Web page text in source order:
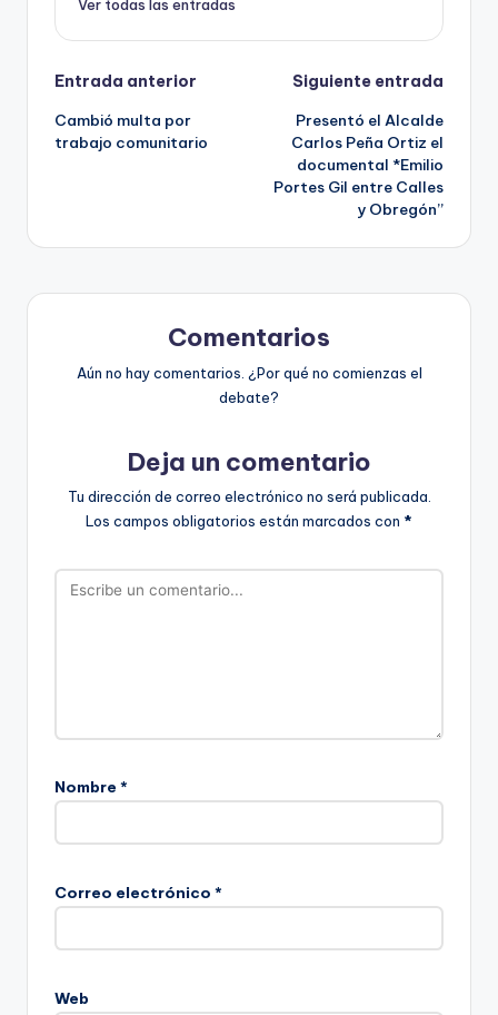
Ver todas las entradas
Navegación
de
Entrada anterior
Cambió multa por
trabajo comunitario
Siguiente entrada
Presentó el Alcalde
Carlos Peña Ortiz el
documental *Emilio
Portes Gil entre Calles
y Obregón”
Comentarios
Aún no hay comentarios. ¿Por qué no comienzas el
debate?
Deja un comentario
Tu dirección de correo electrónico no será publicada.
Los campos obligatorios están marcados con *
Nombre *
Correo electrónico *
Web